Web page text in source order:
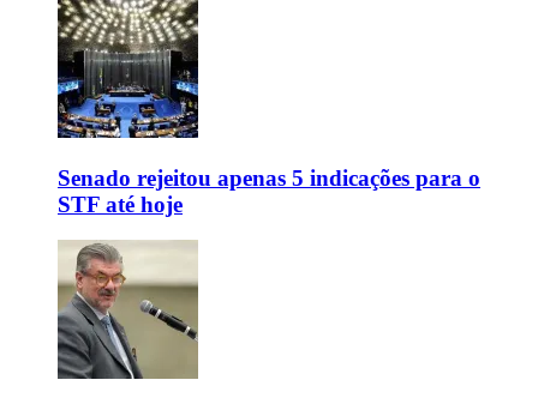
Senado rejeitou apenas 5 indicações para o
STF até hoje